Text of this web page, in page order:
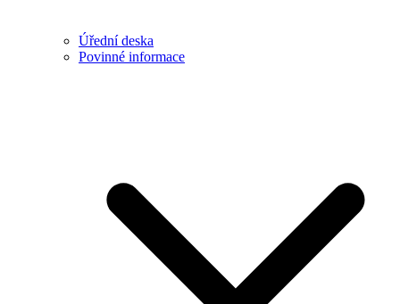
Úřední deska
Povinné informace